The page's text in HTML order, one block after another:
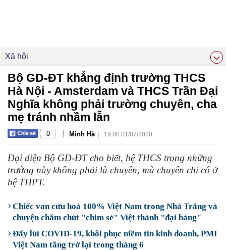
Xã hội
Bộ GD-ĐT khẳng định trường THCS
Hà Nội - Amsterdam và THCS Trần Đại
Nghĩa không phải trường chuyên, cha
mẹ tránh nhầm lẫn
0 | Minh Hà | 19:00 01/07/2020
Đại diện Bộ GD-ĐT cho biết, hệ THCS trong những
trường này không phải là chuyên, mà chuyên chỉ có ở
hệ THPT.
Chiếc van cứu hoả 100% Việt Nam trong Nhà Trắng và
chuyện chăm chút "chim sẻ" Việt thành "đại bàng"
Đẩy lùi COVID-19, khôi phục niềm tin kinh doanh, PMI
Việt Nam tăng trở lại trong tháng 6